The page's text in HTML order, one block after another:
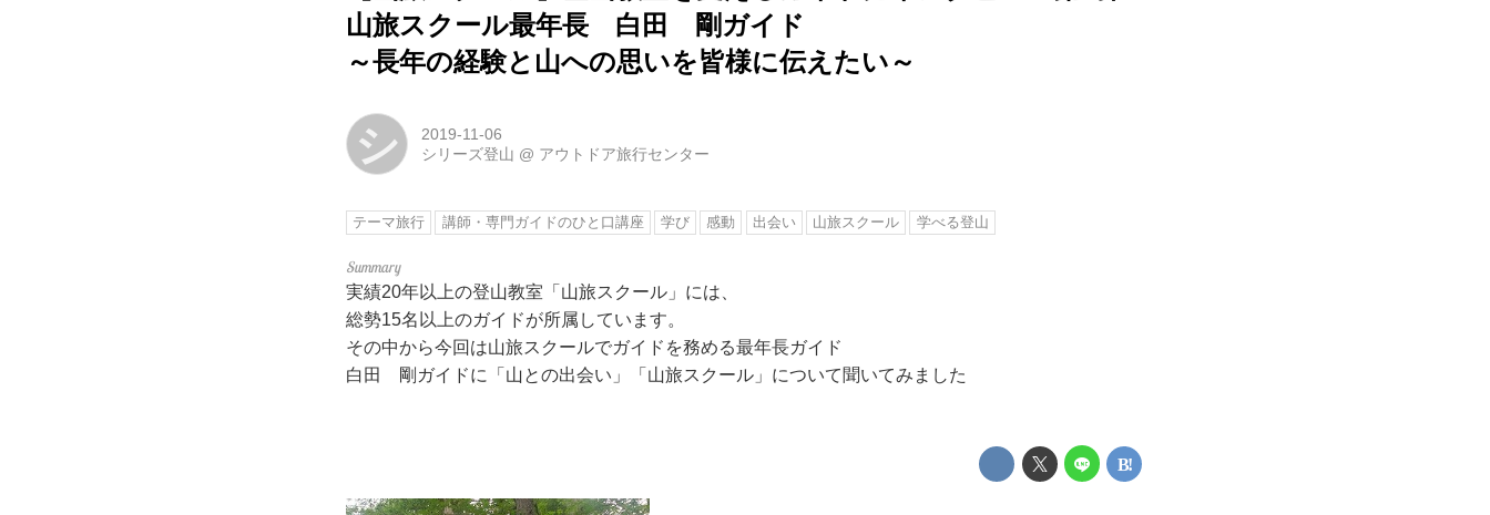
山旅スクール最年長 白田 剛ガイド
～長年の経験と山への思いを皆様に伝えたい～
シ
2019-11-06
シリーズ登山 @ アウトドア旅行センター
テーマ旅行 講師・専門ガイドのひと口講座 学び 感動 出会い 山旅スクール 学べる登山
実績20年以上の登山教室「山旅スクール」には、
総勢15名以上のガイドが所属しています。
その中から今回は山旅スクールでガイドを務める最年長ガイド
白田 剛ガイドに「山との出会い」「山旅スクール」について聞いてみました